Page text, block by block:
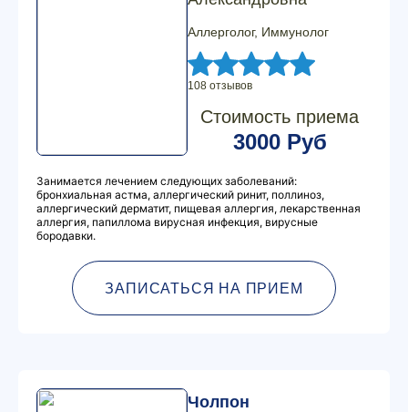
Аллерголог, Иммунолог
108 отзывов
Стоимость приема
3000 Руб
Занимается лечением следующих заболеваний:
бронхиальная астма, аллергический ринит, поллиноз,
аллергический дерматит, пищевая аллергия, лекарственная
аллергия, папиллома вирусная инфекция, вирусные
бородавки.
ЗАПИСАТЬСЯ НА ПРИЕМ
Чолпон